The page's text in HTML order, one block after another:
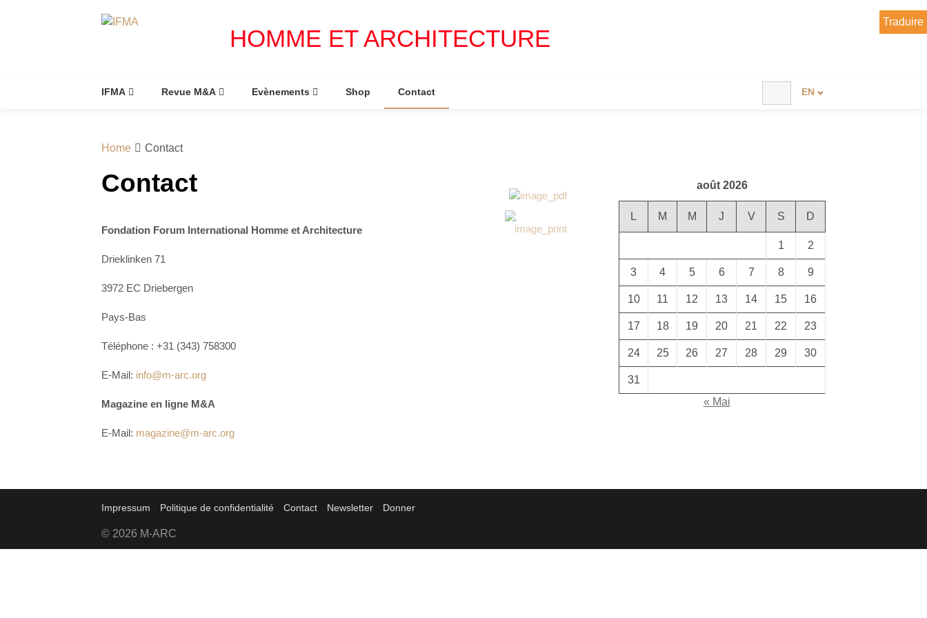
HOMME ET ARCHITECTURE
IFMA Revue M&A Evènements Shop Contact
EN
Recherche
Home Contact
Contact
Fondation Forum International Homme et Architecture
Drieklinken 71
3972 EC Driebergen
Pays-Bas
Téléphone : +31 (343) 758300
E-Mail: info@m-arc.org
Magazine en ligne M&A
E-Mail: magazine@m-arc.org
août 2026
L M M J V S D
1 2
3 4 5 6 7 8 9
10 11 12 13 14 15 16
17 18 19 20 21 22 23
24 25 26 27 28 29 30
31
« Mai
Impressum Politique de confidentialité Contact Newsletter Donner
© 2026 M-ARC
Traduire